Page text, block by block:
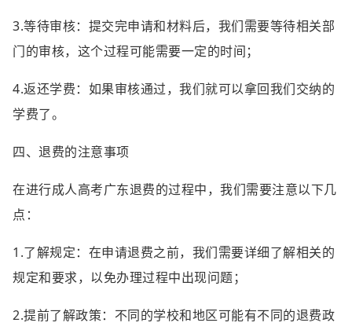
3.等待审核：提交完申请和材料后，我们需要等待相关部
门的审核，这个过程可能需要一定的时间；
4.返还学费：如果审核通过，我们就可以拿回我们交纳的
学费了。
四、退费的注意事项
在进行成人高考广东退费的过程中，我们需要注意以下几
点：
1.了解规定：在申请退费之前，我们需要详细了解相关的
规定和要求，以免办理过程中出现问题；
2.提前了解政策：不同的学校和地区可能有不同的退费政